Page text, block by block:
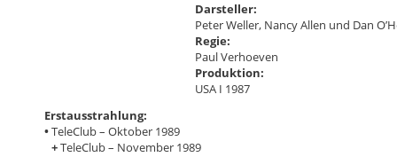
Darsteller:
Peter Weller, Nancy Allen und Dan
Regie:
Paul Verhoeven
Produktion:
USA I 1987
Erstausstrahlung:
•TeleClub – Oktober 1989
+TeleClub – November 1989